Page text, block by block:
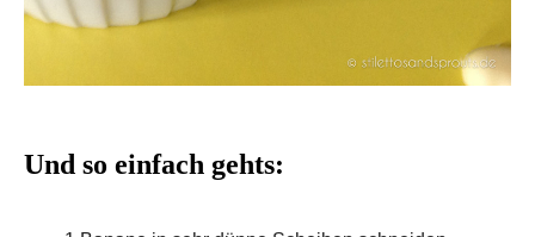
Und so einfach gehts: